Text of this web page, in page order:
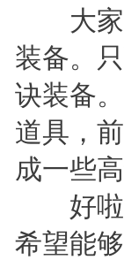
大家直
装备。
诀装备
道具，
成一些
好啦，
希望能